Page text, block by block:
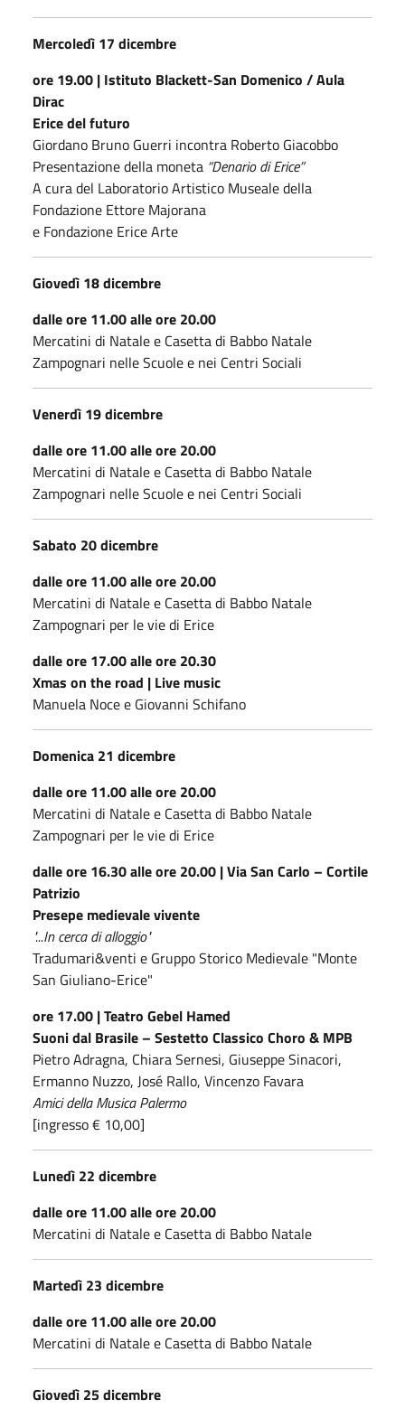
Mercoledì 17 dicembre
ore 19.00 | Istituto Blackett-San Domenico / Aula
Dirac
Erice del futuro
Giordano Bruno Guerri incontra Roberto Giacobbo
Presentazione della moneta “Denario di Erice”
A cura del Laboratorio Artistico Museale della
Fondazione Ettore Majorana
e Fondazione Erice Arte
Giovedì 18 dicembre
dalle ore 11.00 alle ore 20.00
Mercatini di Natale e Casetta di Babbo Natale
Zampognari nelle Scuole e nei Centri Sociali
Venerdì 19 dicembre
dalle ore 11.00 alle ore 20.00
Mercatini di Natale e Casetta di Babbo Natale
Zampognari nelle Scuole e nei Centri Sociali
Sabato 20 dicembre
dalle ore 11.00 alle ore 20.00
Mercatini di Natale e Casetta di Babbo Natale
Zampognari per le vie di Erice
dalle ore 17.00 alle ore 20.30
Xmas on the road | Live music
Manuela Noce e Giovanni Schifano
Domenica 21 dicembre
dalle ore 11.00 alle ore 20.00
Mercatini di Natale e Casetta di Babbo Natale
Zampognari per le vie di Erice
dalle ore 16.30 alle ore 20.00 | Via San Carlo – Cortile
Patrizio
Presepe medievale vivente
"...In cerca di alloggio"
Tradumari&venti e Gruppo Storico Medievale "Monte
San Giuliano-Erice"
ore 17.00 | Teatro Gebel Hamed
Suoni dal Brasile – Sestetto Classico Choro & MPB
Pietro Adragna, Chiara Sernesi, Giuseppe Sinacori,
Ermanno Nuzzo, José Rallo, Vincenzo Favara
Amici della Musica Palermo
[ingresso € 10,00]
Lunedì 22 dicembre
dalle ore 11.00 alle ore 20.00
Mercatini di Natale e Casetta di Babbo Natale
Martedì 23 dicembre
dalle ore 11.00 alle ore 20.00
Mercatini di Natale e Casetta di Babbo Natale
Giovedì 25 dicembre